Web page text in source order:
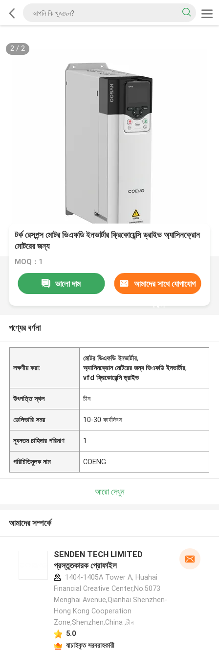
2/ 2
টর্ক রেসপন্স মোটর ভিএফডি ইনভার্টার ফ্রিকোয়েন্সি ড্রাইভ অ্যাসিনক্রোন
মোটরের জন্য
MOQ：1
ভালো দাম আমাদের সাথে যোগাযোগ
করুন
পণ্যের বর্ণনা
লক্ষণীয় করা:
মোটর ভিএফডি ইনভার্টার,
অ্যাসিনক্রোন মোটরের জন্য ভিএফডি ইনভার্টার,
vfd ফ্রিকোয়েন্সি ড্রাইভ
উৎপত্তি স্থল চীন
ডেলিভারি সময় 10-30 কার্যদিবস
ন্যূনতম চাহিদার পরিমাণ 1
পরিচিতিমুলক নাম COENG
আরো দেখুন
আমাদের সম্পর্কে
SENDEN TECH LIMITED
প্রস্তুতকারক প্রোফাইল
1404-1405A Tower A, Huahai
Financial Creative Center,No.5073
Menghai Avenue,Qianhai Shenzhen-
Hong Kong Cooperation
Zone,Shenzhen,China ,চীন
5.0
যাচাইকৃত সরবরাহকারী